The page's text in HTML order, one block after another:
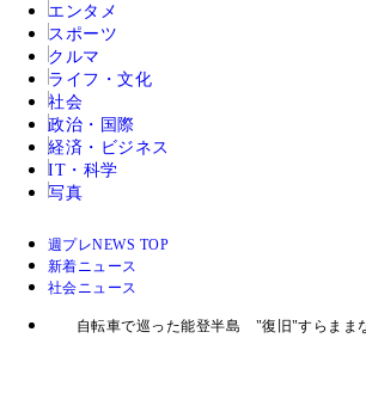
エンタメ
スポーツ
クルマ
ライフ・文化
社会
政治・国際
経済・ビジネス
IT・科学
写真
週プレNEWS TOP
新着ニュース
社会ニュース
自転車で巡った能登半島 "復旧"すらまま